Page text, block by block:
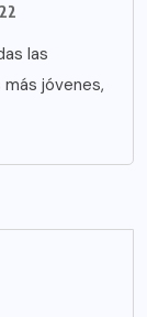
las
jóvenes,